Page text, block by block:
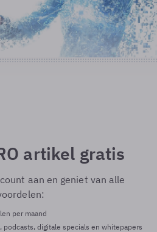
artikel gratis
aan en geniet van alle
per maand
digitale specials en whitepapers